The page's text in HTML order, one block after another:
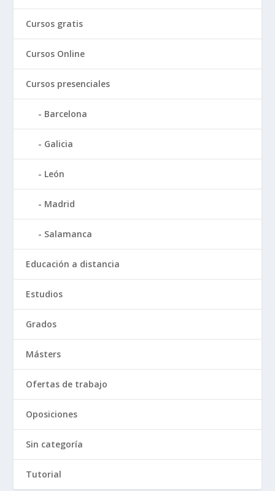
Cursos gratis
Cursos Online
Cursos presenciales
Barcelona
Galicia
León
Madrid
Salamanca
Educación a distancia
Estudios
Grados
Másters
Ofertas de trabajo
Oposiciones
Sin categoría
Tutorial